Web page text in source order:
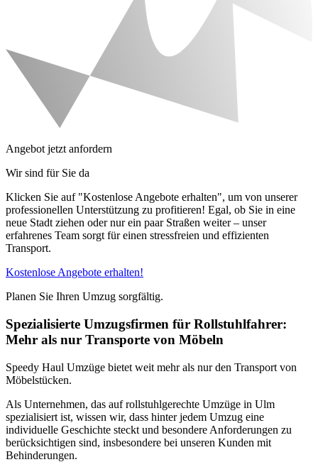
Angebot jetzt anfordern
Wir sind für Sie da
Klicken Sie auf "Kostenlose Angebote erhalten", um von unserer
professionellen Unterstützung zu profitieren! Egal, ob Sie in eine
neue Stadt ziehen oder nur ein paar Straßen weiter – unser
erfahrenes Team sorgt für einen stressfreien und effizienten
Transport.
Kostenlose Angebote erhalten!
Planen Sie Ihren Umzug sorgfältig.
Spezialisierte Umzugsfirmen für Rollstuhlfahrer:
Mehr als nur Transporte von Möbeln
Speedy Haul Umzüge bietet weit mehr als nur den Transport von
Möbelstücken.
Als Unternehmen, das auf rollstuhlgerechte Umzüge in Ulm
spezialisiert ist, wissen wir, dass hinter jedem Umzug eine
individuelle Geschichte steckt und besondere Anforderungen zu
berücksichtigen sind, insbesondere bei unseren Kunden mit
Behinderungen.